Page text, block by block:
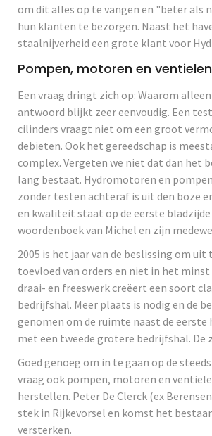
om dit alles op te vangen en "beter als
hun klanten te bezorgen. Naast het
staalnijverheid een grote klant voor
Pompen, motoren en ventielen
Een vraag dringt zich op: Waarom
antwoord blijkt zeer eenvoudig. Een
cilinders vraagt niet om een groot
debieten. Ook het gereedschap is
complex. Vergeten we niet dat dan het
lang bestaat. Hydromotoren en
zonder testen achteraf is uit den boze
en kwaliteit staat op de eerste
woordenboek van Michel en zijn
2005 is het jaar van de beslissing om uit
toevloed van orders en niet in het minst
draai- en freeswerk creëert een soort
bedrijfshal. Meer plaats is nodig en de
genomen om de ruimte naast de eerste
met een tweede grotere bedrijfshal. De
Goed genoeg om in te gaan op de
vraag ook pompen, motoren en
herstellen. Peter De Clerck (ex
stek in Rijkevorsel en komst het
versterken.